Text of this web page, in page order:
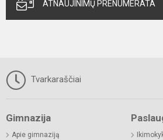
ATNAUJINIMŲ PRENUMERATA
Tvarkaraščiai
Gimnazija
Apie gimnaziją